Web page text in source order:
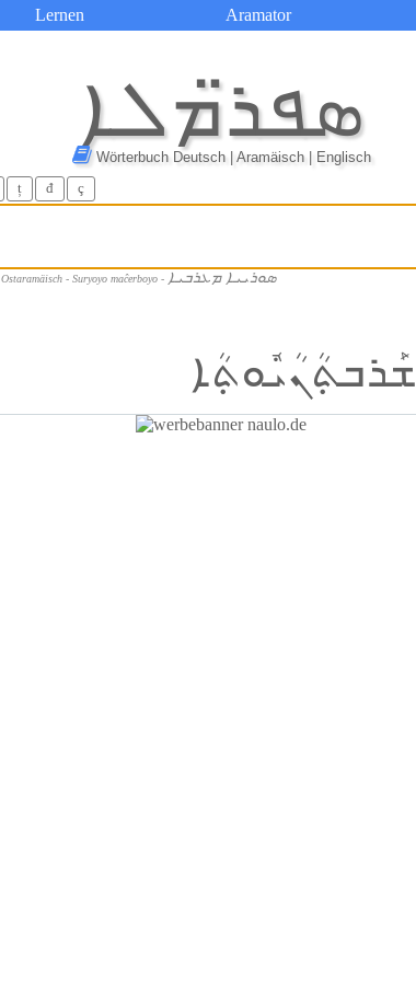
Lernen Aramator
ܣܦܪ̈ܡܠܐ
Wörterbuch Deutsch | Aramäisch | Englisch
ț đ ç
Ostaramäisch - Suryoyo maĉerboyo - ܣܘܪܝܝܐ ܡܥܪܒܝܐ
ܫܰܪܒܬ݂ܳܢܳܝܽܘܬ݂ܳܐ